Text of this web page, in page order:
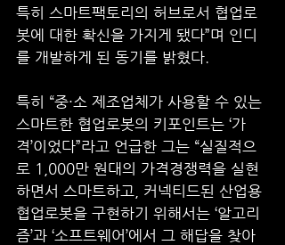
특히 스마트팩토리의 허브로서 협업로
봇에 대한 확신을 가지게 됐다”며 인디
를 개발하게 된 동기를 밝혔다.
특히 “중·소 제조업체가 사용할 수 있는
스마트한 협업로봇의 키포인트는 ‘가
격’이었다”라고 언급한 그는 “실질적으
로 1,000만 원대의 가격경쟁력을 실현
하면서 스마트하고, 커넥티드된 산업용
협업로봇을 구현하기 위해서는 ‘알고리
즘’과 ‘소프트웨어’에서 그 해답을 찾아